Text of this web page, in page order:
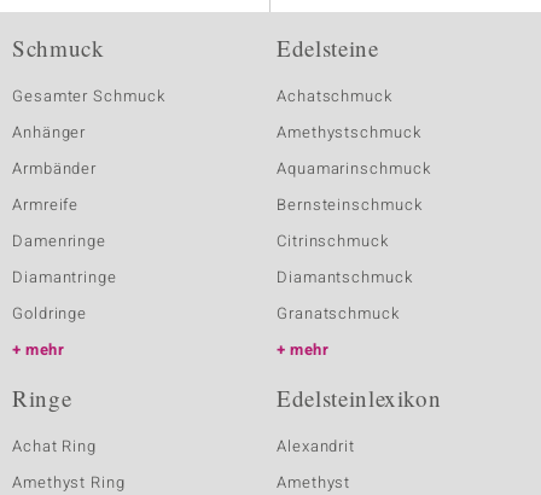
Schmuck
Gesamter Schmuck
Anhänger
Armbänder
Armreife
Damenringe
Diamantringe
Goldringe
mehr
Edelsteine
Achatschmuck
Amethystschmuck
Aquamarinschmuck
Bernsteinschmuck
Citrinschmuck
Diamantschmuck
Granatschmuck
mehr
Ringe
Achat Ring
Amethyst Ring
Edelsteinlexikon
Alexandrit
Amethyst